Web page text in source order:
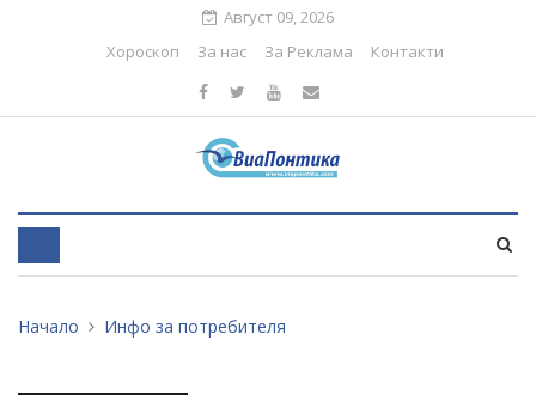
Август 09, 2026
Хороскоп
За нас За Реклама Контакти
Начало Инфо за потребителя